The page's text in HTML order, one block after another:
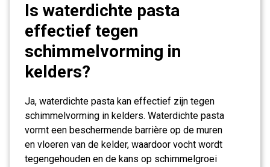
Is waterdichte pasta
effectief tegen
schimmelvorming in
kelders?
Ja, waterdichte pasta kan effectief zijn tegen
schimmelvorming in kelders. Waterdichte pasta
vormt een beschermende barrière op de muren
en vloeren van de kelder, waardoor vocht wordt
tegengehouden en de kans op schimmelgroei